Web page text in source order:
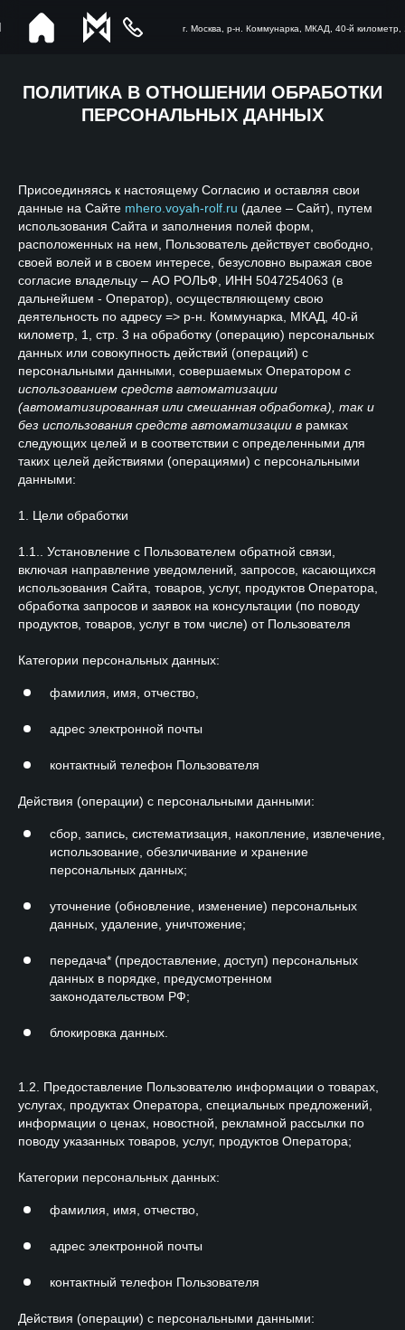
г. Москва, р-н. Коммунарка, МКАД, 40-й километр,
ПОЛИТИКА В ОТНОШЕНИИ ОБРАБОТКИ
ПЕРСОНАЛЬНЫХ ДАННЫХ
Присоединяясь к настоящему Согласию и оставляя свои
данные на Сайте mhero.voyah-rolf.ru (далее – Сайт), путем
использования Сайта и заполнения полей форм,
расположенных на нем, Пользователь действует свободно,
своей волей и в своем интересе, безусловно выражая свое
согласие владельцу – АО РОЛЬФ, ИНН 5047254063 (в
дальнейшем - Оператор), осуществляющему свою
деятельность по адресу => р-н. Коммунарка, МКАД, 40-й
километр, 1, стр. 3 на обработку (операцию) персональных
данных или совокупность действий (операций) с
персональными данными, совершаемых Оператором с
использованием средств автоматизации
(автоматизированная или смешанная обработка), так и
без использования средств автоматизации в рамках
следующих целей и в соответствии с определенными для
таких целей действиями (операциями) с персональными
данными:
1. Цели обработки
1.1.. Установление с Пользователем обратной связи,
включая направление уведомлений, запросов, касающихся
использования Сайта, товаров, услуг, продуктов Оператора,
обработка запросов и заявок на консультации (по поводу
продуктов, товаров, услуг в том числе) от Пользователя
Категории персональных данных:
фамилия, имя, отчество,
адрес электронной почты
контактный телефон Пользователя
Действия (операции) с персональными данными:
сбор, запись, систематизация, накопление, извлечение,
использование, обезличивание и хранение
персональных данных;
уточнение (обновление, изменение) персональных
данных, удаление, уничтожение;
передача* (предоставление, доступ) персональных
данных в порядке, предусмотренном
законодательством РФ;
блокировка данных.
1.2. Предоставление Пользователю информации о товарах,
услугах, продуктах Оператора, специальных предложений,
информации о ценах, новостной, рекламной рассылки по
поводу указанных товаров, услуг, продуктов Оператора;
Категории персональных данных:
фамилия, имя, отчество,
адрес электронной почты
контактный телефон Пользователя
Действия (операции) с персональными данными: